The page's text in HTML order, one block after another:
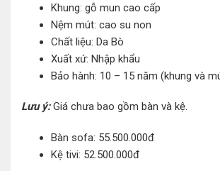
Khung: gỗ mun cao cấp
Nệm mút: cao su non
Chất liệu: Da Bò
Xuất xứ: Nhập khẩu
Bảo hành: 10 – 15 năm (khung và
Lưu ý: Giá chưa bao gồm bàn và kệ.
Bàn sofa: 55.500.000đ
Kệ tivi: 52.500.000đ